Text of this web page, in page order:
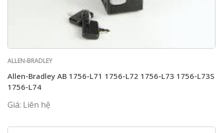
ALLEN-BRADLEY
Allen-Bradley AB 1756-L71 1756-L72 1756-L73 1756-L73S
1756-L74
Giá: Liên hệ